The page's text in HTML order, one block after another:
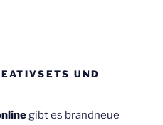
UND
gibt es brandneue